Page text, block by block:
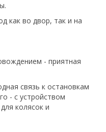
как во двор, так и на
- приятная
связь к остановкам
- с устройством
колясок и